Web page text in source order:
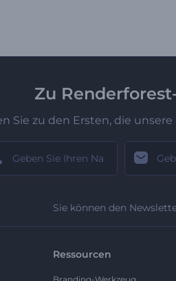
Zu
Sie zu den Ersten, die
Sie können den
Ressourcen